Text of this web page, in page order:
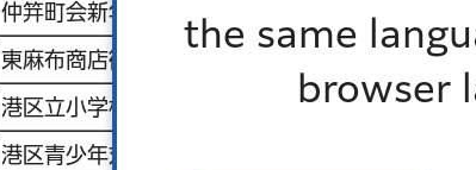
the same
browser
仲笄町会新年会会費
東麻布商店街新年会会費
港区立小学校PTA連合会賀詞交歓会会費
港区青少年対策御成門地区委員会新年懇親会会費